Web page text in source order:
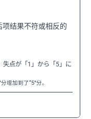
结果不符或相反的
失点が「1」から「5」に
增加到了“5”分。